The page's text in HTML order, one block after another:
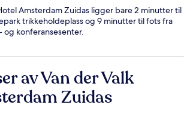
Amsterdam Zuidas ligger bare 2 minutter til
trikkeholdeplass og 9 minutter til fots fra
og konferansesenter.
av Van der Valk
Zuidas